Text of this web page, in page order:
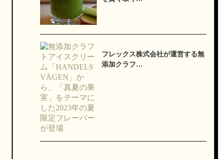
フレックス株式会社が運営する無
添加クラフ…